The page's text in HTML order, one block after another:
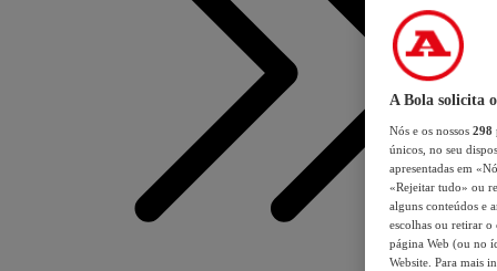
A Bola solicita
Nós e os nossos 298
únicos, no seu
apresentadas em
«Rejeitar tudo» ou
alguns conteúdos e
escolhas ou retirar
página Web (ou no
Website. Para mais